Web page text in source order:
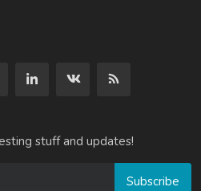
stuff and updates!
Subscribe